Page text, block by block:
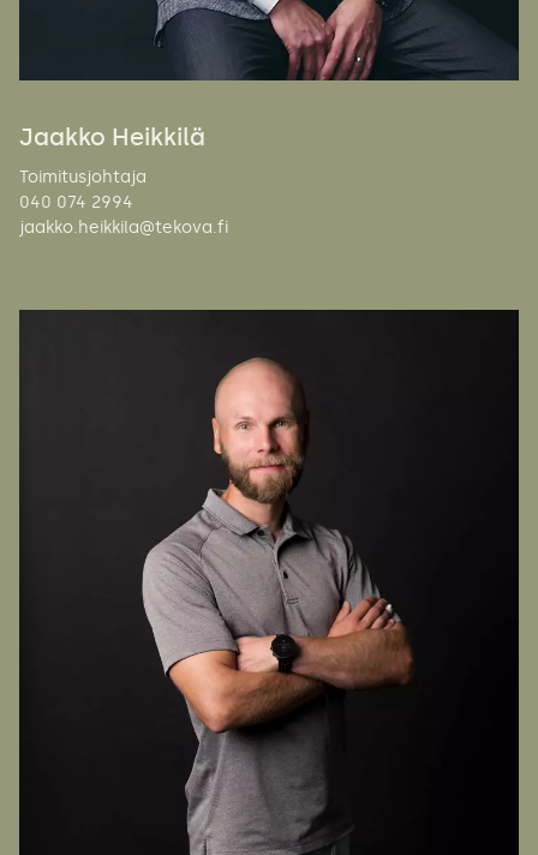
Jaakko Heikkilä
Toimitusjohtaja
040 074 2994
jaakko.heikkila@tekova.fi